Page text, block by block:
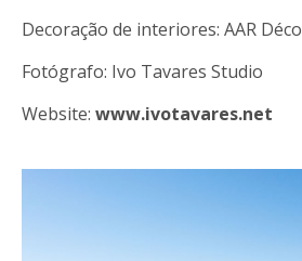
Decoração de interiores: AAR Déco
Fotógrafo: Ivo Tavares Studio
Website: www.ivotavares.net